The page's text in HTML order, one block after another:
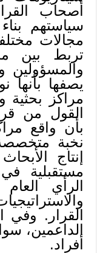
أصحاب
سياستهم
مجالات
تربط بين
والمسؤولين
يصفها
مراكز بحثية
القول من
بأن واقع
نخبة
إنتاج
مستقبلية
الرأي
القرار.
الداعمين،
أفراد.